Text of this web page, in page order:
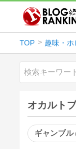
TOP 趣味・ホ
オカルト
ギャンブル